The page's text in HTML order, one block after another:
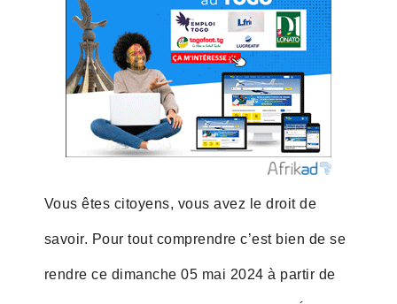
Vous êtes citoyens, vous avez le droit de
savoir. Pour tout comprendre c’est bien de se
rendre ce dimanche 05 mai 2024 à partir de